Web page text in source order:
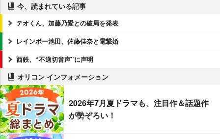
今、読まれている記事
テオくん、加藤乃愛との破局を発表
レインボー池田、佐藤佳奈と電撃婚
西鉄、“不適切音声”に声明
オリコン インフォメーション
2026年7月夏ドラマも、注目作＆話題作
が勢ぞろい！